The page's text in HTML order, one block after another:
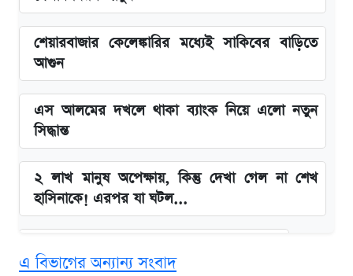
শেয়ারবাজার কেলেঙ্কারির মধ্যেই সাকিবের বাড়িতে
আগুন
এস আলমের দখলে থাকা ব্যাংক নিয়ে এলো নতুন
সিদ্ধান্ত
২ লাখ মানুষ অপেক্ষায়, কিন্তু দেখা গেল না শেখ
হাসিনাকে! এরপর যা ঘটল...
এ বিভাগের অন্যান্য সংবাদ